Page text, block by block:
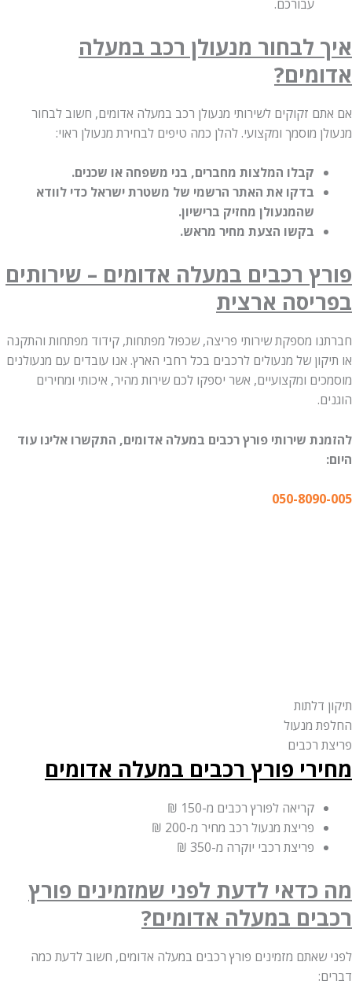
עבורכם.
לבחור מנעולן רכב במעלה
זקוקים לשירותי מנעולן רכב במעלה אדומים, חשוב לבחור
מוסמך ומקצועי. להלן כמה טיפים לבחירת מנעולן ראוי:
קבלו המלצות מחברים, בני משפחה או שכנים.
בדקו את האתר הרשמי של משטרת ישראל כדי לוודא
שהמנעולן מחזיק ברישיון.
בקשו הצעת מחיר מראש.
רכבים במעלה אדומים – שירותים
ארצית
מספקת שירותי פריצה, שכפול מפתחות, קידוד מפתחות והתקנה
של מנעולים לרכבים בכל רחבי הארץ. אנו עובדים עם מנעולנים
ומקצועיים, אשר יספקו לכם שירות מהיר, איכותי ומחירים
שירותי פורץ רכבים במעלה אדומים, התקשרו אלינו עוד
050-
מנעול
רכבים
פורץ רכבים במעלה אדומים
קריאה לפורץ רכביםמ-150 ₪
פריצת מנעול רכב מחיר מ-200 ₪
פריצת רכבי יוקרהמ-350 ₪
לדעת לפני שמזמינים פורץ
במעלה אדומים?
מזמינים פורץ רכבים במעלה אדומים, חשוב לדעת כמה